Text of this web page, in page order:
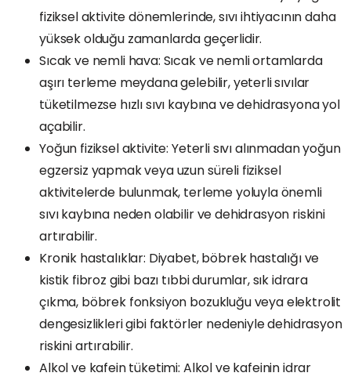
fiziksel aktivite dönemlerinde, sıvı ihtiyacının daha
yüksek olduğu zamanlarda geçerlidir.
Sıcak ve nemli hava: Sıcak ve nemli ortamlarda
aşırı terleme meydana gelebilir, yeterli sıvılar
tüketilmezse hızlı sıvı kaybına ve dehidrasyona yol
açabilir.
Yoğun fiziksel aktivite: Yeterli sıvı alınmadan yoğun
egzersiz yapmak veya uzun süreli fiziksel
aktivitelerde bulunmak, terleme yoluyla önemli
sıvı kaybına neden olabilir ve dehidrasyon riskini
artırabilir.
Kronik hastalıklar: Diyabet, böbrek hastalığı ve
kistik fibroz gibi bazı tıbbi durumlar, sık idrara
çıkma, böbrek fonksiyon bozukluğu veya elektrolit
dengesizlikleri gibi faktörler nedeniyle dehidrasyon
riskini artırabilir.
Alkol ve kafein tüketimi: Alkol ve kafeinin idrar